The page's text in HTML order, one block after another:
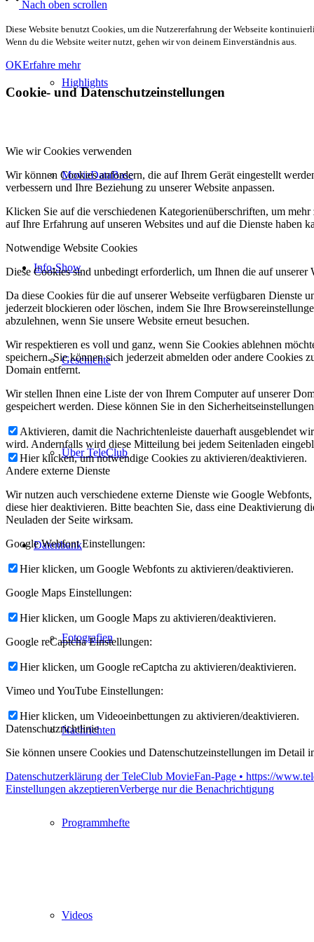
Highlights
MovieDataBase
Info-Show
Geschichte
Über TeleClub
Datenbank
Fotografien
Nachrichten
Programmhefte
Videos
Nach oben scrollen
Diese Website benutzt Cookies, um die Nutzererfahrung der Webseite
Wenn du die Website weiter nutzt, gehen wir von deinem Einverständnis aus.
OKErfahre mehr
Cookie- und Datenschutzeinstellungen
Wie wir Cookies verwenden
Wir können Cookies anfordern, die auf Ihrem Gerät eingestellt
verbessern und Ihre Beziehung zu unserer Website anpassen.
Klicken Sie auf die verschiedenen Kategorienüberschriften, um
auf Ihre Erfahrung auf unseren Websites und auf die Dienste haben
Notwendige Website Cookies
Diese Cookies sind unbedingt erforderlich, um Ihnen die auf
Da diese Cookies für die auf unserer Webseite verfügbaren
jederzeit blockieren oder löschen, indem Sie Ihre
abzulehnen, wenn Sie unsere Website erneut besuchen.
Wir respektieren es voll und ganz, wenn Sie Cookies ablehnen
speichern. Sie können sich jederzeit abmelden oder andere Cookies
Domain entfernt.
Wir stellen Ihnen eine Liste der von Ihrem Computer auf unserer
gespeichert werden. Diese können Sie in den
Aktivieren, damit die Nachrichtenleiste dauerhaft ausgeblendet
wird. Andernfalls wird diese Mitteilung bei jedem Seitenladen
Hier klicken, um notwendige Cookies zu aktivieren/deaktivieren.
Andere externe Dienste
Wir nutzen auch verschiedene externe Dienste wie Google
diese hier deaktivieren. Bitte beachten Sie, dass eine Deaktivierung
Neuladen der Seite wirksam.
Google Webfont Einstellungen:
Hier klicken, um Google Webfonts zu aktivieren/deaktivieren.
Google Maps Einstellungen:
Hier klicken, um Google Maps zu aktivieren/deaktivieren.
Google reCaptcha Einstellungen:
Hier klicken, um Google reCaptcha zu aktivieren/deaktivieren.
Vimeo und YouTube Einstellungen:
Hier klicken, um Videoeinbettungen zu aktivieren/deaktivieren.
Datenschutzrichtlinie
Sie können unsere Cookies und Datenschutzeinstellungen im Detail
Datenschutzerklärung der TeleClub MovieFan-Page • https://
Einstellungen akzeptierenVerberge nur die Benachrichtigung